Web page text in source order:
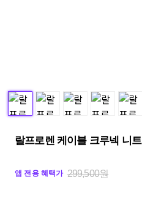
랄프로렌 케이블 크루넥 니트
앱 전용 혜택가 299,500원